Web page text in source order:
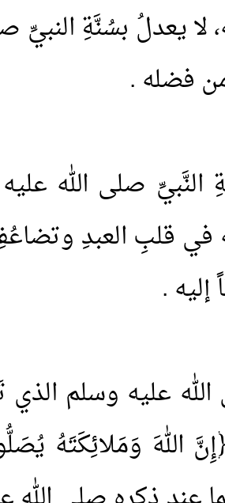
لا يعدلُ بسُنَّةِ النبيِّ
فضله .
صلى الله
قلبِ العبدِ
.
عليه وسلم الذي
اللهَ وَمَلائِكَتَهُ